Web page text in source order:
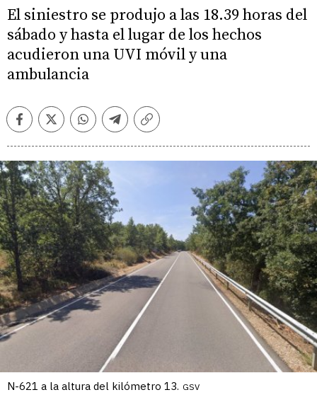
El siniestro se produjo a las 18.39 horas del
sábado y hasta el lugar de los hechos
acudieron una UVI móvil y una
ambulancia
FacebookTwitterWhatsappTelegramCopiar
N-621 a la altura del kilómetro 13. GSV